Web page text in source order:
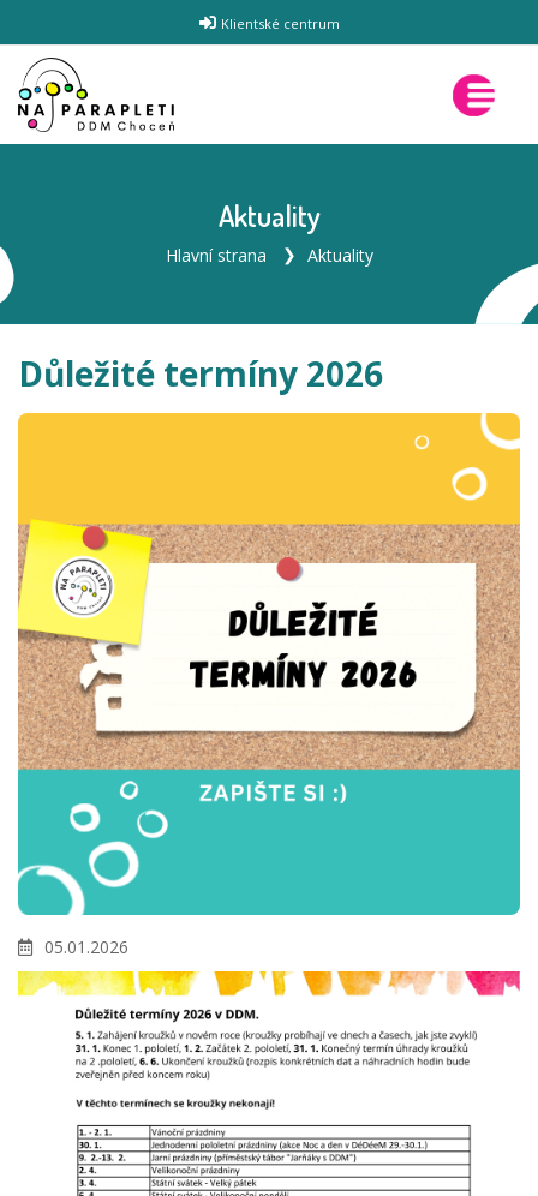
Klientské centrum
Aktuality
Hlavní strana Aktuality
Důležité termíny 2026
05.01.2026